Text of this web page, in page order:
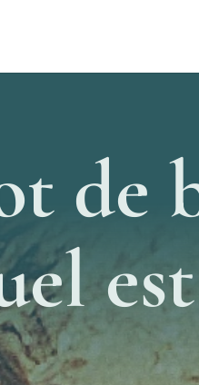
de